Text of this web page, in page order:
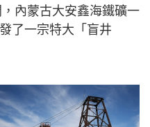
內蒙古大安鑫海鐵礦一
了一宗特大「盲井